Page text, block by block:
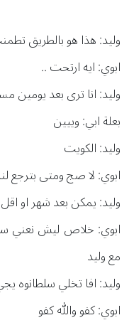
وليد: هذا هو بالطريق
ابوي: ايه ارتحت ..
وليد: انا ترى بعد يومين
بعلة ابي: وييين
وليد: الكويت
ابوي: لا صج ومتى بترجع لنا
وليد: يمكن بعد شهر او
ابوي: خلاص ليش نعني
مع وليد
وليد: افا تخلي سلطانوه
ابوي: كفو والله كفو